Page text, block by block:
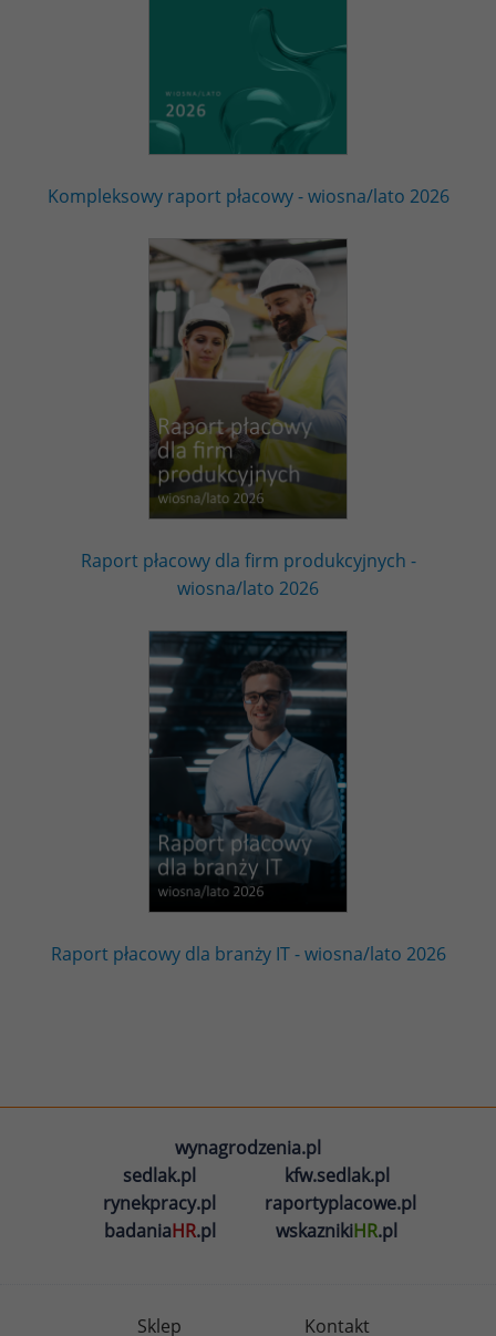
Kompleksowy raport płacowy - wiosna/lato 2026
Raport płacowy dla firm produkcyjnych -
wiosna/lato 2026
Raport płacowy dla branży IT - wiosna/lato 2026
wynagrodzenia.pl
sedlak.pl
kfw.sedlak.pl
rynekpracy.pl
raportyplacowe.pl
badaniaHR.pl wskaznikiHR.pl
Sklep Kontakt